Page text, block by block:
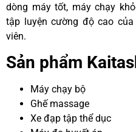
dòng máy tốt, máy chạy
tập luyện cường độ cao
viên.
Sản phẩm
Máy chạy bộ
Ghế massage
Xe đạp tập thể dục